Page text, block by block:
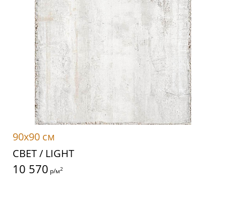
90x90 см
СВЕТ / LIGHT
10 570 р/м2